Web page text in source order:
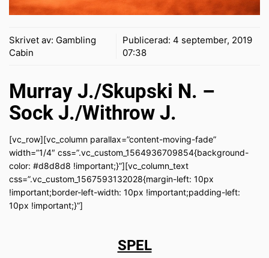
Skrivet av: Gambling
Cabin
Publicerad: 4 september, 2019
07:38
Murray J./Skupski N. –
Sock J./Withrow J.
[vc_row][vc_column parallax=”content-moving-fade”
width=”1/4″ css=”.vc_custom_1564936709854{background-
color: #d8d8d8 !important;}”][vc_column_text
css=”.vc_custom_1567593132028{margin-left: 10px
!important;border-left-width: 10px !important;padding-left:
10px !important;}”]
SPEL